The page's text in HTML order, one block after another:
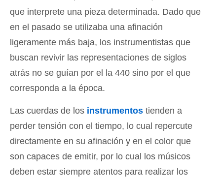
que interprete una pieza determinada. Dado que
en el pasado se utilizaba una afinación
ligeramente más baja, los instrumentistas que
buscan revivir las representaciones de siglos
atrás no se guían por el la 440 sino por el que
corresponda a la época.
Las cuerdas de los instrumentos tienden a
perder tensión con el tiempo, lo cual repercute
directamente en su afinación y en el color que
son capaces de emitir, por lo cual los músicos
deben estar siempre atentos para realizar los